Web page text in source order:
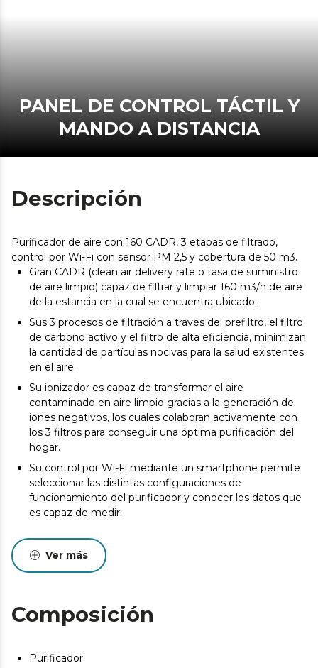
PANEL DE CONTROL TÁCTIL Y
MANDO A DISTANCIA
Descripción
Purificador de aire con 160 CADR, 3 etapas de filtrado,
control por Wi-Fi con sensor PM 2,5 y cobertura de 50 m3.
Gran CADR (clean air delivery rate o tasa de suministro
de aire limpio) capaz de filtrar y limpiar 160 m3/h de aire
de la estancia en la cual se encuentra ubicado.
Sus 3 procesos de filtración a través del prefiltro, el filtro
de carbono activo y el filtro de alta eficiencia, minimizan
la cantidad de partículas nocivas para la salud existentes
en el aire.
Su ionizador es capaz de transformar el aire
contaminado en aire limpio gracias a la generación de
iones negativos, los cuales colaboran activamente con
los 3 filtros para conseguir una óptima purificación del
hogar.
Su control por Wi-Fi mediante un smartphone permite
seleccionar las distintas configuraciones de
funcionamiento del purificador y conocer los datos que
es capaz de medir.
este purificador en el mejor aliado para eliminar las
partículas nocivas del aire de una habitación o de un
concentración de partículas contaminantes y
perjudiciales para la salud, principalmente de emisiones
sensor, el purificador muestra la calidad del aire
Ver más
Composición
Purificador